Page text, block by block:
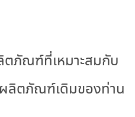
ตภัณฑ์ที่เหมาะสมกับ
ลิตภัณฑ์เดิมของท่าน